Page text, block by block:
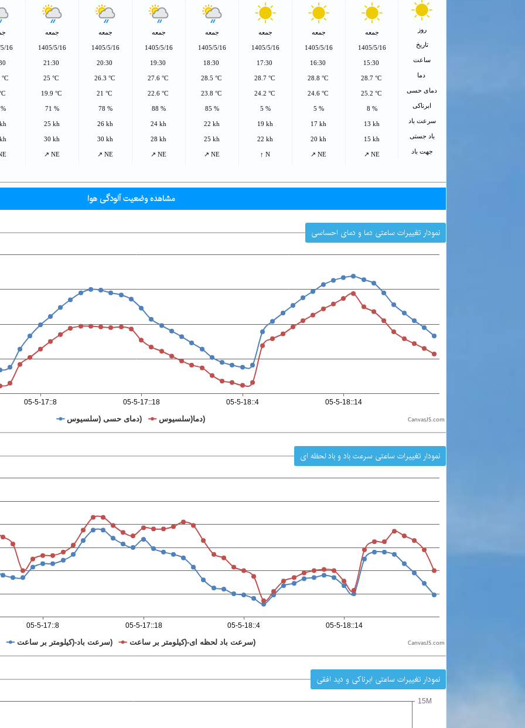
روز
تاریخ
ساعت
دما
دمای حسی
ابرناکی
سرعت باد
باد جستی
جهت باد
جمعه
1405/5/16
15:30
28.7 °C
25.2 °C
8 %
13 kh
15 kh
↗ NE
جمعه
1405/5/16
16:30
28.8 °C
24.6 °C
5 %
17 kh
20 kh
↗ NE
جمعه
1405/5/16
17:30
28.7 °C
24.2 °C
5 %
19 kh
22 kh
↑ N
جمعه
1405/5/16
18:30
28.5 °C
23.8 °C
85 %
22 kh
25 kh
↗ NE
جمعه
1405/5/16
19:30
27.6 °C
22.6 °C
88 %
24 kh
28 kh
↗ NE
جمعه
1405/5/16
20:30
26.3 °C
21 °C
78 %
26 kh
30 kh
↗ NE
جمعه
1405/5/16
21:30
25 °C
19.9 °C
71 %
25 kh
30 kh
↗ NE
16
مشاهده وضعیت آلودگی هوا
نمودار تغییرات ساعتی دما و دمای احساسی
CanvasJS.com
نمودار تغییرات ساعتی سرعت باد و باد لحظه ای
CanvasJS.com
نمودار تغییرات ساعتی ابرناکی و دید افقی